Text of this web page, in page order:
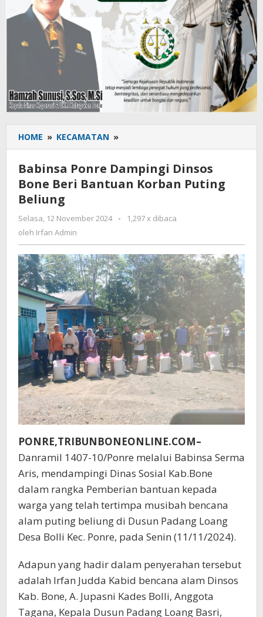
HOME » KECAMATAN »
Ponre
Dampingi
Dinsos
Bone
Korban
Beliung
Babinsa Ponre Dampingi Dinsos
Bone Beri Bantuan Korban Puting
Beliung
Selasa, 12 November 2024
oleh
-
1,297 x dibaca
oleh Irfan Admin
PONRE,TRIBUNBONEONLINE.COM–
Danramil 1407-10/Ponre melalui Babinsa Serma
Aris, mendampingi Dinas Sosial Kab.Bone
dalam rangka Pemberian bantuan kepada
warga yang telah tertimpa musibah bencana
alam puting beliung di Dusun Padang Loang
Desa Bolli Kec. Ponre, pada Senin (11/11/2024).
Adapun yang hadir dalam penyerahan tersebut
adalah Irfan Judda Kabid bencana alam Dinsos
Kab. Bone, A. Jupasni Kades Bolli, Anggota
Tagana, Kepala Dusun Padang Loang Basri,